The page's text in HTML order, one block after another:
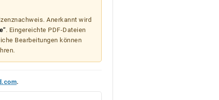
Anerkannt wird
. Eingereichte PDF-Dateien
Bearbeitungen können
.